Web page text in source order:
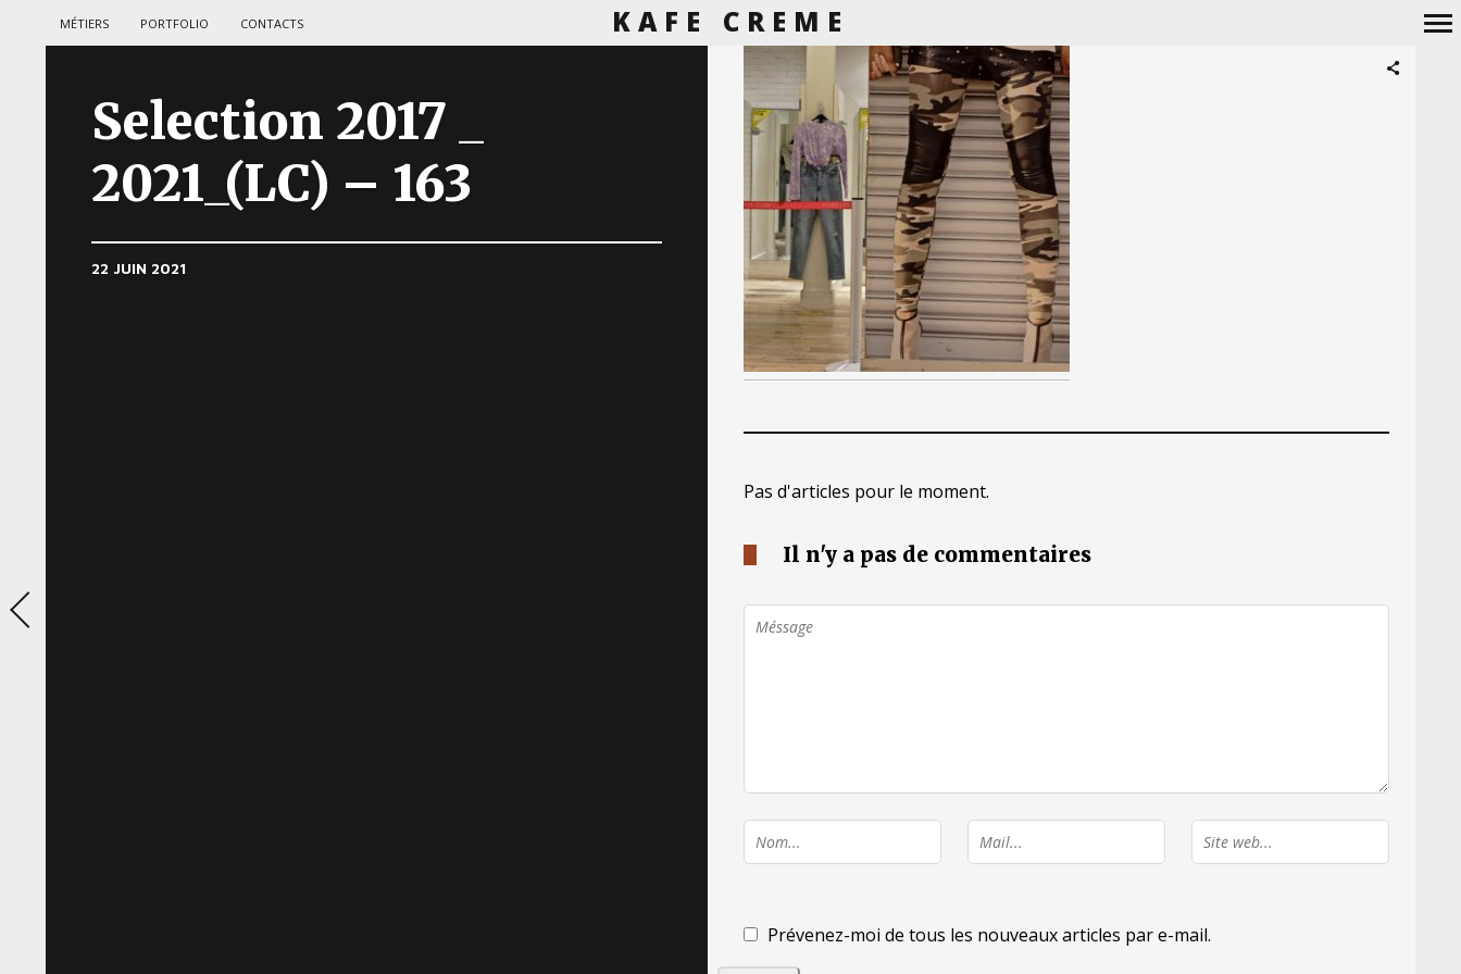
KAFE CREME
MÉTIERS PORTFOLIO CONTACTS
Selection 2017 _
2021_(LC) – 163
22 JUIN 2021
Pas d'articles pour le moment.
Il n'y a pas de commentaires
Prévenez-moi de tous les nouveaux articles par e-mail.